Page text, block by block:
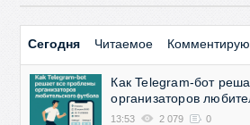
Сегодня Читаемое
Как Telegram-бот
организаторов
13:53 2 079 0